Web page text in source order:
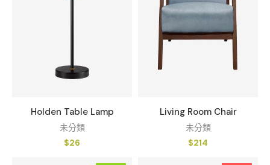
Holden Table Lamp
未分類
$26
Living Room Chair
未分類
$214